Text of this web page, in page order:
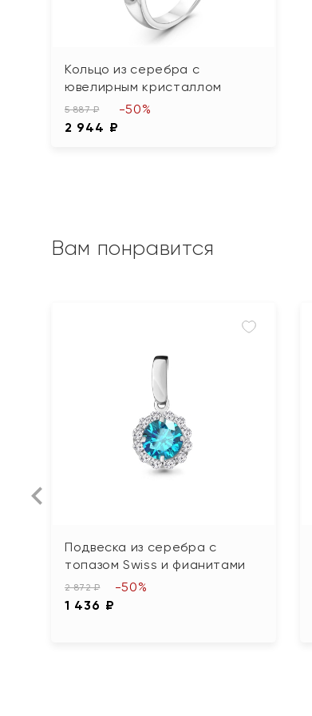
Кольцо из серебра с
ювелирным кристаллом
5 887 ₽
2 944 ₽
-50%
Вам понравится
Подвеска из серебра с
топазом Swiss и фианитами
2 872 ₽
1 436 ₽
-50%